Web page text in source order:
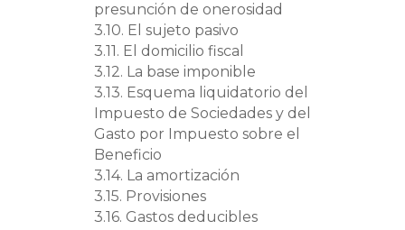
presunción de onerosidad
3.10. El sujeto pasivo
3.11. El domicilio fiscal
3.12. La base imponible
3.13. Esquema liquidatorio del
Impuesto de Sociedades y del
Gasto por Impuesto sobre el
Beneficio
3.14. La amortización
3.15. Provisiones
3.16. Gastos deducibles